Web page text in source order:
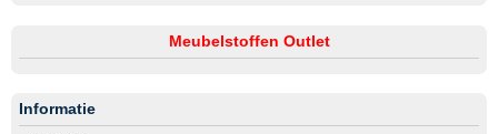
Meubelstoffen Outlet
Informatie